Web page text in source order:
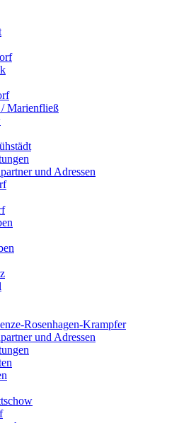
/ Marienfließ
und Adressen
Rosenhagen-Krampfer
und Adressen